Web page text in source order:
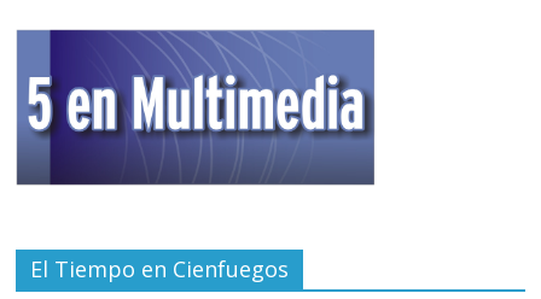
El Tiempo en Cienfuegos